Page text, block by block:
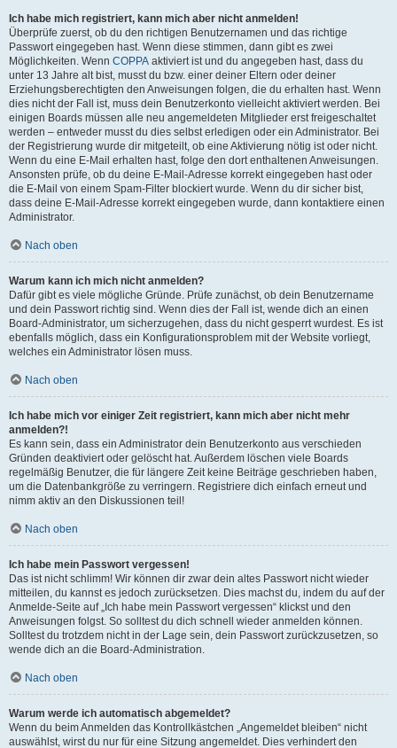
Ich habe mich registriert, kann mich aber nicht anmelden!
Überprüfe zuerst, ob du den richtigen Benutzernamen und das richtige
Passwort eingegeben hast. Wenn diese stimmen, dann gibt es zwei
Möglichkeiten. Wenn COPPA aktiviert ist und du angegeben hast, dass du
unter 13 Jahre alt bist, musst du bzw. einer deiner Eltern oder deiner
Erziehungsberechtigten den Anweisungen folgen, die du erhalten hast. Wenn
dies nicht der Fall ist, muss dein Benutzerkonto vielleicht aktiviert werden. Bei
einigen Boards müssen alle neu angemeldeten Mitglieder erst freigeschaltet
werden – entweder musst du dies selbst erledigen oder ein Administrator. Bei
der Registrierung wurde dir mitgeteilt, ob eine Aktivierung nötig ist oder nicht.
Wenn du eine E-Mail erhalten hast, folge den dort enthaltenen Anweisungen.
Ansonsten prüfe, ob du deine E-Mail-Adresse korrekt eingegeben hast oder
die E-Mail von einem Spam-Filter blockiert wurde. Wenn du dir sicher bist,
dass deine E-Mail-Adresse korrekt eingegeben wurde, dann kontaktiere einen
Administrator.
Nach oben
Warum kann ich mich nicht anmelden?
Dafür gibt es viele mögliche Gründe. Prüfe zunächst, ob dein Benutzername
und dein Passwort richtig sind. Wenn dies der Fall ist, wende dich an einen
Board-Administrator, um sicherzugehen, dass du nicht gesperrt wurdest. Es ist
ebenfalls möglich, dass ein Konfigurationsproblem mit der Website vorliegt,
welches ein Administrator lösen muss.
Nach oben
Ich habe mich vor einiger Zeit registriert, kann mich aber nicht mehr
anmelden?!
Es kann sein, dass ein Administrator dein Benutzerkonto aus verschieden
Gründen deaktiviert oder gelöscht hat. Außerdem löschen viele Boards
regelmäßig Benutzer, die für längere Zeit keine Beiträge geschrieben haben,
um die Datenbankgröße zu verringern. Registriere dich einfach erneut und
nimm aktiv an den Diskussionen teil!
Nach oben
Ich habe mein Passwort vergessen!
Das ist nicht schlimm! Wir können dir zwar dein altes Passwort nicht wieder
mitteilen, du kannst es jedoch zurücksetzen. Dies machst du, indem du auf der
Anmelde-Seite auf „Ich habe mein Passwort vergessen“ klickst und den
Anweisungen folgst. So solltest du dich schnell wieder anmelden können.
Solltest du trotzdem nicht in der Lage sein, dein Passwort zurückzusetzen, so
wende dich an die Board-Administration.
Nach oben
Warum werde ich automatisch abgemeldet?
Wenn du beim Anmelden das Kontrollkästchen „Angemeldet bleiben“ nicht
auswählst, wirst du nur für eine Sitzung angemeldet. Dies verhindert den